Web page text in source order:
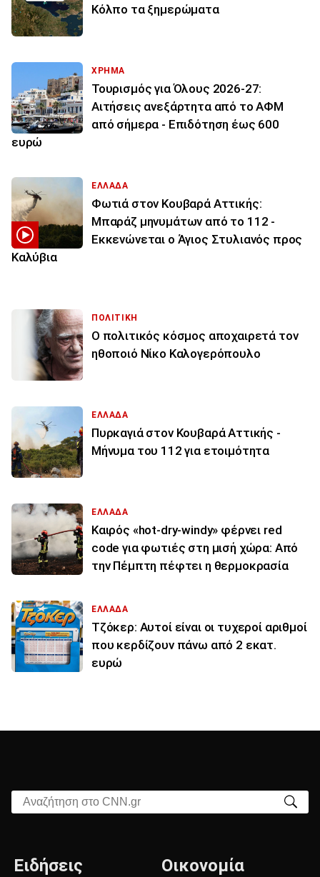
Κόλπο τα ξημερώματα
ΧΡΗΜΑ
Τουρισμός για Όλους 2026-27:
Αιτήσεις ανεξάρτητα από το ΑΦΜ
από σήμερα - Επιδότηση έως 600
ευρώ
ΕΛΛΑΔΑ
Φωτιά στον Κουβαρά Αττικής:
Μπαράζ μηνυμάτων από το 112 -
Εκκενώνεται ο Άγιος Στυλιανός προς
Καλύβια
ΠΟΛΙΤΙΚΗ
Ο πολιτικός κόσμος αποχαιρετά τον
ηθοποιό Νίκο Καλογερόπουλο
ΕΛΛΑΔΑ
Πυρκαγιά στον Κουβαρά Αττικής -
Μήνυμα του 112 για ετοιμότητα
ΕΛΛΑΔΑ
Καιρός «hot-dry-windy» φέρνει red
code για φωτιές στη μισή χώρα: Από
την Πέμπτη πέφτει η θερμοκρασία
ΕΛΛΑΔΑ
Τζόκερ: Αυτοί είναι οι τυχεροί αριθμοί
που κερδίζουν πάνω από 2 εκατ.
ευρώ
Αναζήτηση στο CNN.gr
Ειδήσεις Οικονομία